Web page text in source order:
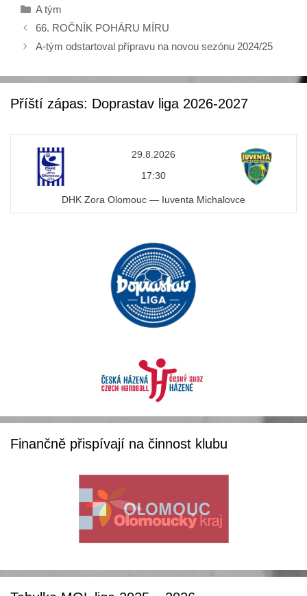
e
b
o
k
er
Rubriky
A tým
66. ROČNÍK POHÁRU MÍRU
A-tým odstartoval přípravu na novou sezónu 2024/25
Příští zápas: Doprastav liga 2026-2027
29.8.2026
17:30
DHK Zora Olomouc — Iuventa Michalovce
Finančně přispívají na činnost klubu